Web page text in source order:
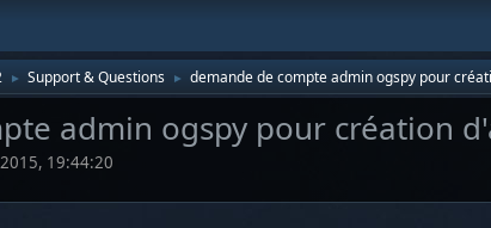
► Support & Questions ► demande de compte admin ogspy pour
admin ogspy pour création
19:44:20